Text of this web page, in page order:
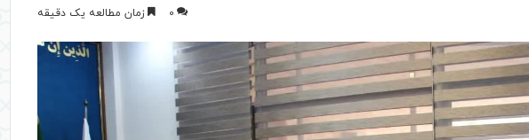
0 زمان مطالعه یک دقیقه